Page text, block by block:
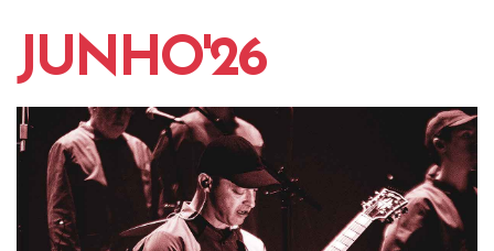
JUNHO'26